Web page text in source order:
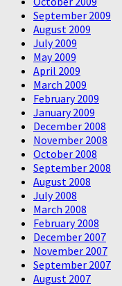
September 2009
August 2009
July 2009
May 2009
April 2009
March 2009
February 2009
January 2009
December 2008
November 2008
October 2008
September 2008
August 2008
July 2008
March 2008
February 2008
December 2007
November 2007
September 2007
August 2007